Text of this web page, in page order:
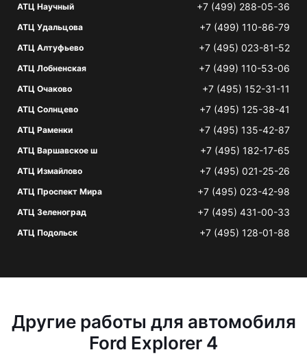
АТЦ Научный +7 (499) 288-05-36
АТЦ Удальцова +7 (499) 110-86-79
АТЦ Алтуфьево +7 (495) 023-81-52
АТЦ Лобненская +7 (499) 110-53-06
АТЦ Очаково +7 (495) 152-31-11
АТЦ Солнцево +7 (495) 125-38-41
АТЦ Раменки +7 (495) 135-42-87
АТЦ Варшавское ш +7 (495) 182-17-65
АТЦ Измайлово +7 (495) 021-25-26
АТЦ Проспект Мира +7 (495) 023-42-98
АТЦ Зеленоград +7 (495) 431-00-33
АТЦ Подольск +7 (495) 128-01-88
Другие работы для автомобиля
Ford Explorer 4